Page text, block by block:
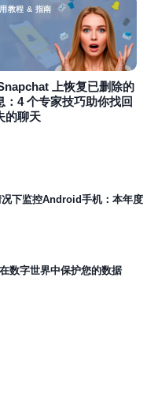
教程 & 指南
上恢复已删除的
：4 个专家技巧助你找回
的聊天
下监控Android手机：本年度
数字世界中保护您的数据